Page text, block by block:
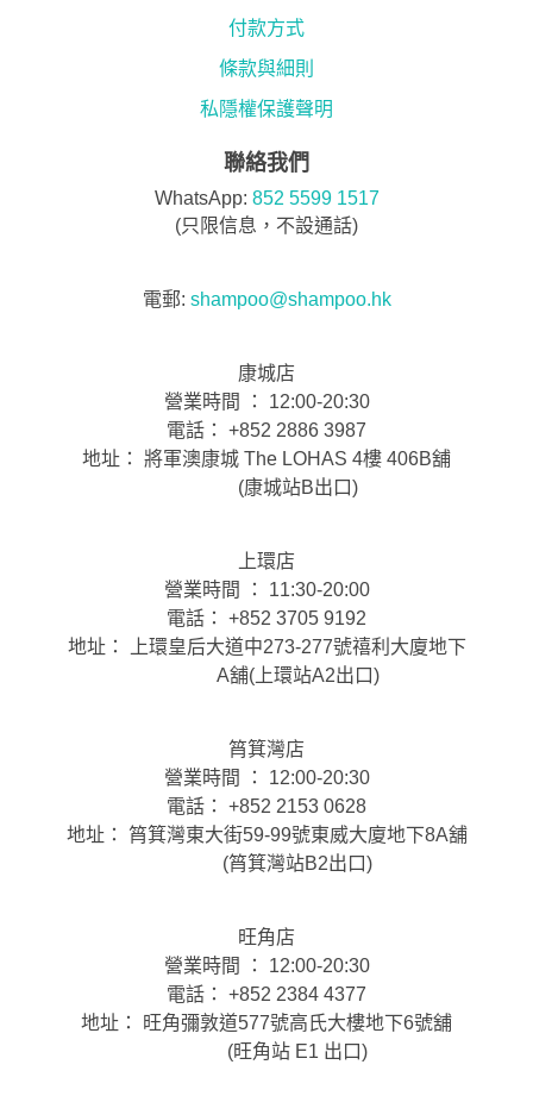
付款方式
條款與細則
私隱權保護聲明
聯絡我們
WhatsApp: 852 5599 1517
(只限信息，不設通話)
電郵: shampoo@shampoo.hk
康城店
營業時間 ： 12:00-20:30
電話： +852 2886 3987
地址： 將軍澳康城 The LOHAS 4樓 406B舖
(康城站B出口)
上環店
營業時間 ： 11:30-20:00
電話： +852 3705 9192
地址： 上環皇后大道中273-277號禧利大廈地下
A舖(上環站A2出口)
筲箕灣店
營業時間 ： 12:00-20:30
電話： +852 2153 0628
地址： 筲箕灣東大街59-99號東威大廈地下8A舖
(筲箕灣站B2出口)
旺角店
營業時間 ： 12:00-20:30
電話： +852 2384 4377
地址： 旺角彌敦道577號高氏大樓地下6號舖
(旺角站 E1 出口)